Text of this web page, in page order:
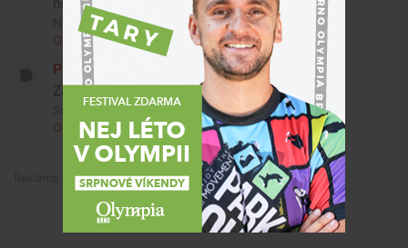
Neděle, 10. května 2026, 08:56
Odpovědět
6
Pavel Petr
Zase cizinec
Sobota, 9. května 2026, 16:56
Odpovědět
Premium